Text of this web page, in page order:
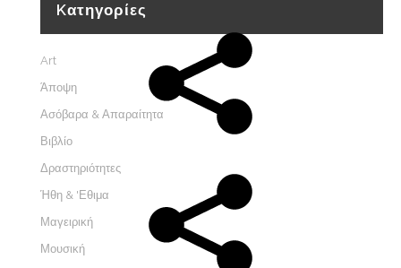
Kατηγορίες
Art
Άποψη
Ασόβαρα & Απαραίτητα
Βιβλίο
Δραστηριότητες
Ήθη & 'Εθιμα
Μαγειρική
Μουσική